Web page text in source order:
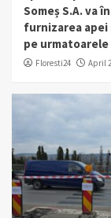
Someș S.A. va
furnizarea
pe
Floresti24 April